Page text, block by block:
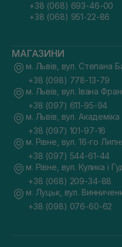
+38 (068) 693-46-00
+38 (068) 951-22-86
МАГАЗИНИ
м. Львів, вул. Степана
+38 (098) 778-13-79
м. Львів, вул. Івана
+38 (097) 611-95-94
м. Львів, вул.
+38 (097) 101-97-16
м. Рівне, вул. 16-го
+38 (097) 544-61-44
м. Рівне, вул. Кулика і
+38 (068) 209-34-88
м. Луцьк, вул.
+38 (098) 076-60-62